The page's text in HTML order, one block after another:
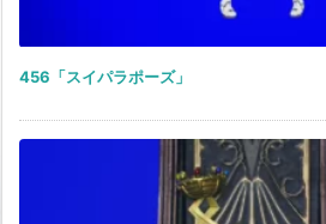
456「スイパラポーズ」